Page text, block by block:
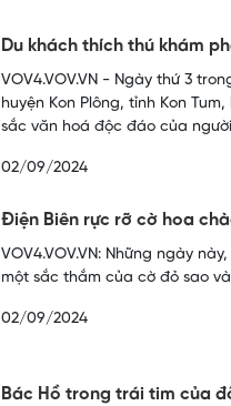
Du khách thích thú khám
VOV4.VOV.VN - Ngày thứ 3
huyện Kon Plông, tỉnh Kon
sắc văn hoá độc đáo của
02/09/2024
Điện Biên rực rỡ cờ hoa
VOV4.VOV.VN: Những ngày
một sắc thắm của cờ đỏ sao
02/09/2024
Bác Hồ trong trái tim của